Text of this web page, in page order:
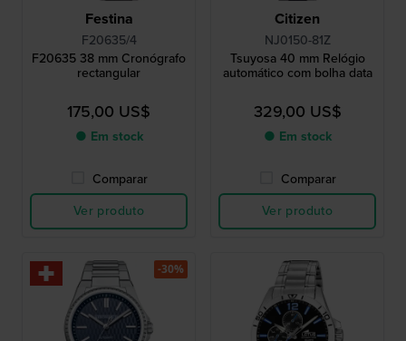
Festina
F20635/4
F20635 38 mm Cronógrafo
rectangular
175,00 US$
● Em stock
Comparar
Ver produto
Citizen
NJ0150-81Z
Tsuyosa 40 mm Relógio
automático com bolha data
329,00 US$
● Em stock
Comparar
Ver produto
-30%